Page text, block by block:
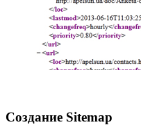
Создание Sitemap